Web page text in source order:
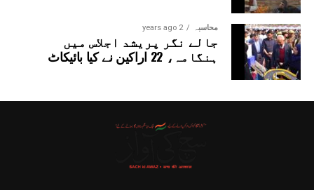
محاسبہ 2 years ago
جالے نگر پریشد اجلاس میں
ہنگامہ، 22 اراکین نے کیا بائیکاٹ